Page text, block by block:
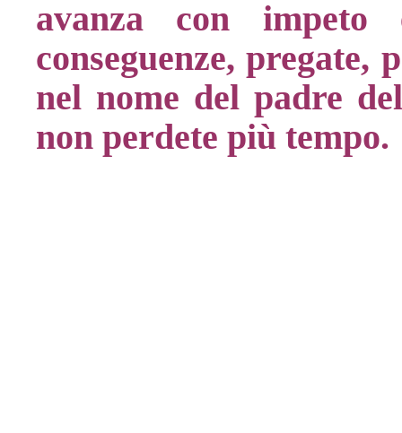
avanza con
conseguenze, pregate,
nel nome del padre
non perdete più tempo.